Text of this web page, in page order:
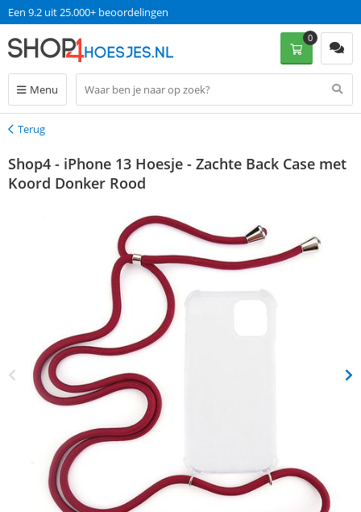
Een 9.2 uit 25.000+ beoordelingen
Menu
0
Terug
Terug
Shop4 - iPhone 13 Hoesje - Zachte Back Case met
Koord Donker Rood